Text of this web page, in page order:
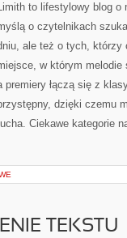
to lifestylowy blog o
o czytelnikach
ale też o tych, którzy
w którym
premiery łączą się z
dzięki czemu
Ciekawe kategorie
TEKSTU